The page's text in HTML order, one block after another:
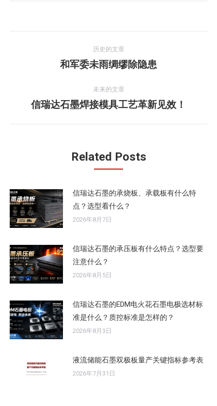
历史的文章
历
的
文
和军委未雨绸缪除隐患
未来的文章
未
章：
信瑞达石墨焊接模具工艺革新见效！
Related Posts
信瑞达石墨的承烧板、承载板有什么特
点？选型看什么？
2026年8月7日
信瑞达石墨的承压板有什么特点？选型要
注意什么？
2026年8月5日
信瑞达石墨的EDM电火花石墨电极选材标
准是什么？质控标准是怎样的？
2026年8月3日
液流储能石墨双极板量产关键指标参考表
2026年7月31日